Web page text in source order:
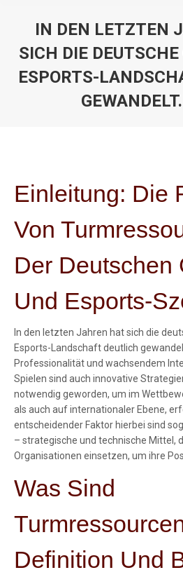
IN DEN LETZTEN
SICH DIE
ESPORTS-
Einleitung: Die
Von
Der Deutschen
Und Esports-
In den letzten Jahren hat sich die
Esports-Landschaft deutlich
Professionalität und wachsendem
Spielen sind auch innovative
notwendig geworden, um im
als auch auf internationaler Ebene,
entscheidender Faktor hierbei sind
– strategische und technische Mittel,
Organisationen einsetzen, um ihre
Was Sind
Definition Und